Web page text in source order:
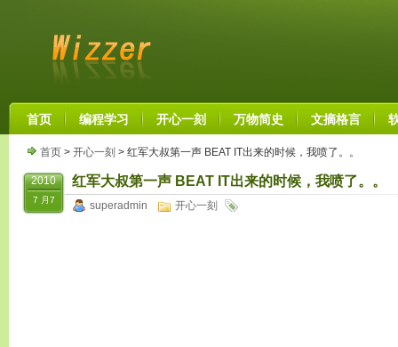
首页 编程学习 开心一刻 万物简史 文摘格言
首页 > 开心一刻 > 红军大叔第一声 BEAT IT出来的时候，我喷了。。
2010
7 月7
红军大叔第一声 BEAT IT出来的时候，我喷了。。
superadmin 开心一刻